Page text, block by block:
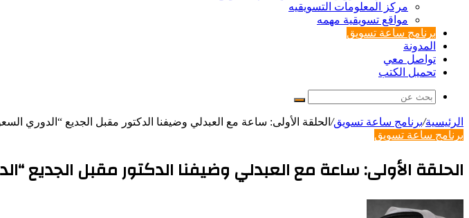
مركز المعلومات التسويقيه
مواقع تسويقية مهمه
برنامج ساعة تسويق
المدونة
تواصل معي
تحميل الكتب
بحث
عن
الرئيسية/برنامج ساعة تسويق/ الحلقة الأولى: ساعة مع العبدلي وضيفنا الدكتور مقبل الجديع “الدوري
برنامج ساعة تسويق
الحلقة الأولى: ساعة مع العبدلي وضيفنا الدكتور مقبل الجديع